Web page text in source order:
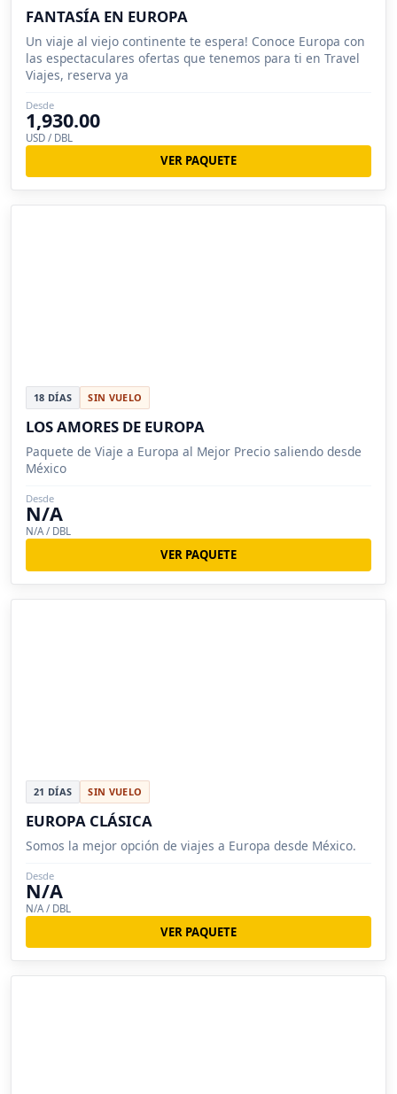
FANTASÍA EN EUROPA
Un viaje al viejo continente te espera! Conoce Europa con
las espectaculares ofertas que tenemos para ti en Travel
Viajes, reserva ya
Desde
1,930.00
USD / DBL
VER PAQUETE
18 DÍAS SIN VUELO
LOS AMORES DE EUROPA
Paquete de Viaje a Europa al Mejor Precio saliendo desde
México
Desde
N/A
N/A / DBL
VER PAQUETE
21 DÍAS SIN VUELO
EUROPA CLÁSICA
Somos la mejor opción de viajes a Europa desde México.
Desde
N/A
N/A / DBL
VER PAQUETE